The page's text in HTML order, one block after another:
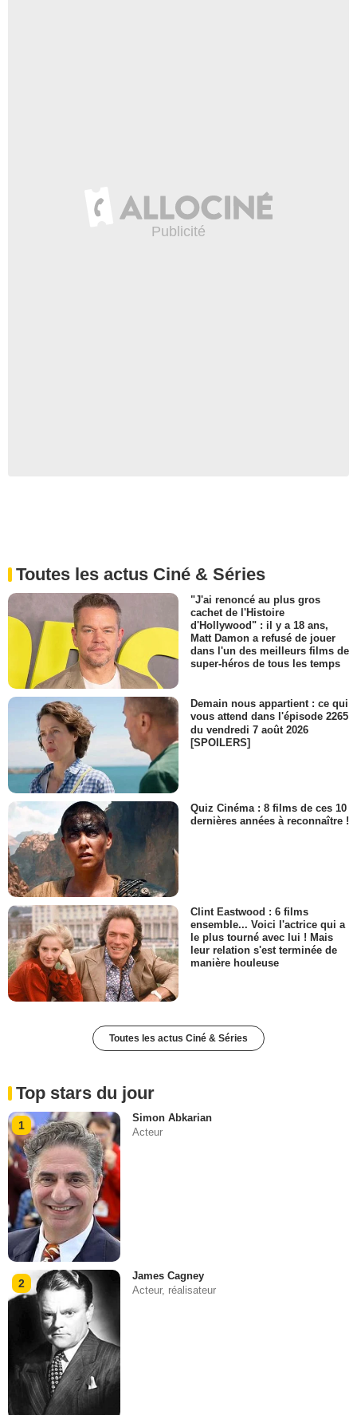
Toutes les actus Ciné & Séries
"J'ai renoncé au plus gros
cachet de l'Histoire
d'Hollywood" : il y a 18 ans,
Matt Damon a refusé de jouer
dans l'un des meilleurs films de
super-héros de tous les temps
Demain nous appartient : ce qui
vous attend dans l'épisode 2265
du vendredi 7 août 2026
[SPOILERS]
Quiz Cinéma : 8 films de ces 10
dernières années à reconnaître !
Clint Eastwood : 6 films
ensemble... Voici l'actrice qui a
le plus tourné avec lui ! Mais
leur relation s'est terminée de
manière houleuse
Toutes les actus Ciné & Séries
Top stars du jour
1
Simon Abkarian
Acteur
2
James Cagney
Acteur, réalisateur